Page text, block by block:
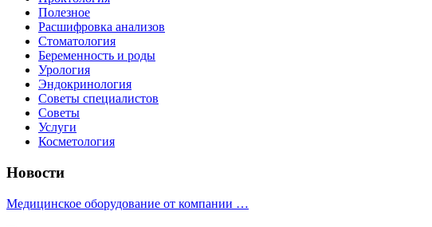
Полезное
Расшифровка анализов
Стоматология
Беременность и роды
Урология
Эндокринология
Советы специалистов
Советы
Услуги
Косметология
Новости
Медицинское оборудование от компании …